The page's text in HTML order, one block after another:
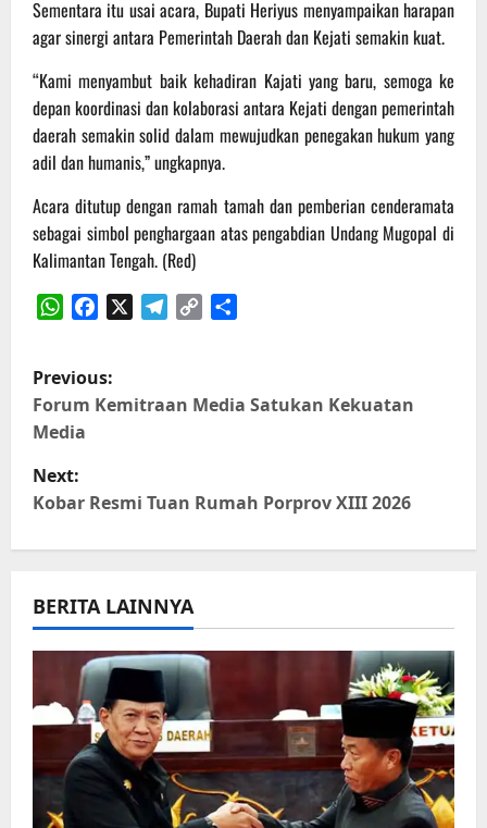
Sementara itu usai acara, Bupati Heriyus menyampaikan harapan
agar sinergi antara Pemerintah Daerah dan Kejati semakin kuat.
“Kami menyambut baik kehadiran Kajati yang baru, semoga ke
depan koordinasi dan kolaborasi antara Kejati dengan pemerintah
daerah semakin solid dalam mewujudkan penegakan hukum yang
adil dan humanis,” ungkapnya.
Acara ditutup dengan ramah tamah dan pemberian cenderamata
sebagai simbol penghargaan atas pengabdian Undang Mugopal di
Kalimantan Tengah. (Red)
P
o
s
t
n
a
v
g
a
Previous:
Forum Kemitraan Media Satukan Kekuatan
Media
Next:
Kobar Resmi Tuan Rumah Porprov XIII 2026
BERITA LAINNYA